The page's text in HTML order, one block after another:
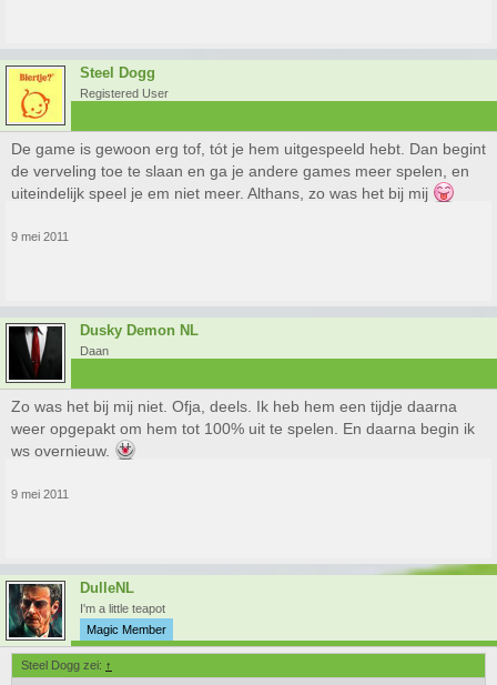
Steel Dogg
Registered User
De game is gewoon erg tof, tót je hem uitgespeeld hebt. Dan begint
de verveling toe te slaan en ga je andere games meer spelen, en
uiteindelijk speel je em niet meer. Althans, zo was het bij mij
9 mei 2011
Dusky Demon NL
Daan
Zo was het bij mij niet. Ofja, deels. Ik heb hem een tijdje daarna
weer opgepakt om hem tot 100% uit te spelen. En daarna begin ik
ws overnieuw.
9 mei 2011
DulleNL
I'm a little teapot
Magic Member
Steel Dogg zei: ↑